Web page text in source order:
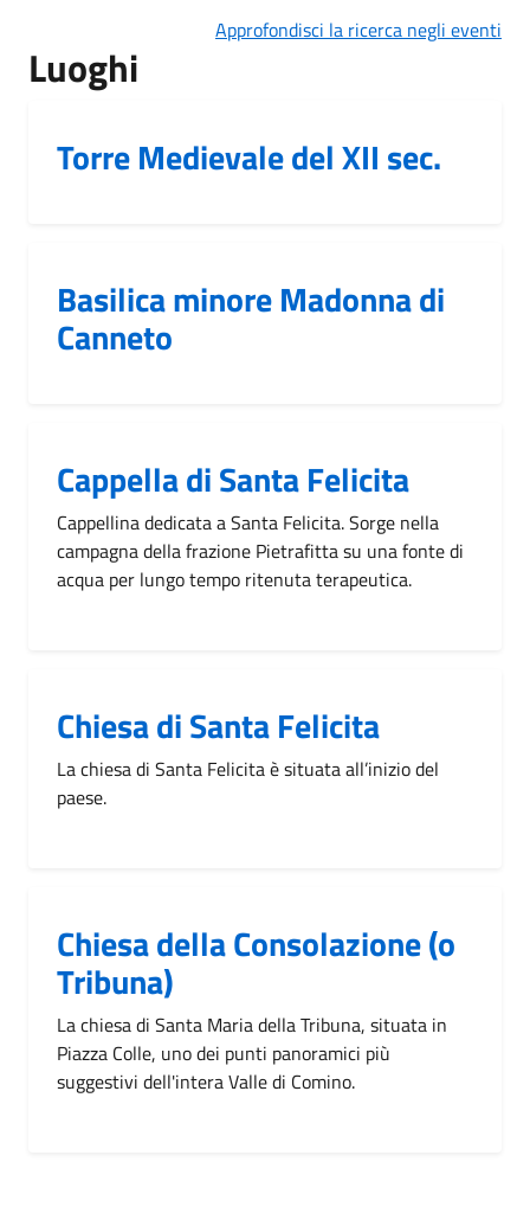
Approfondisci la ricerca negli eventi
Luoghi
Torre Medievale del XII sec.
Basilica minore Madonna di
Canneto
Cappella di Santa Felicita
Cappellina dedicata a Santa Felicita. Sorge nella
campagna della frazione Pietrafitta su una fonte di
acqua per lungo tempo ritenuta terapeutica.
Chiesa di Santa Felicita
La chiesa di Santa Felicita è situata all’inizio del
paese.
Chiesa della Consolazione (o
Tribuna)
La chiesa di Santa Maria della Tribuna, situata in
Piazza Colle, uno dei punti panoramici più
suggestivi dell'intera Valle di Comino.